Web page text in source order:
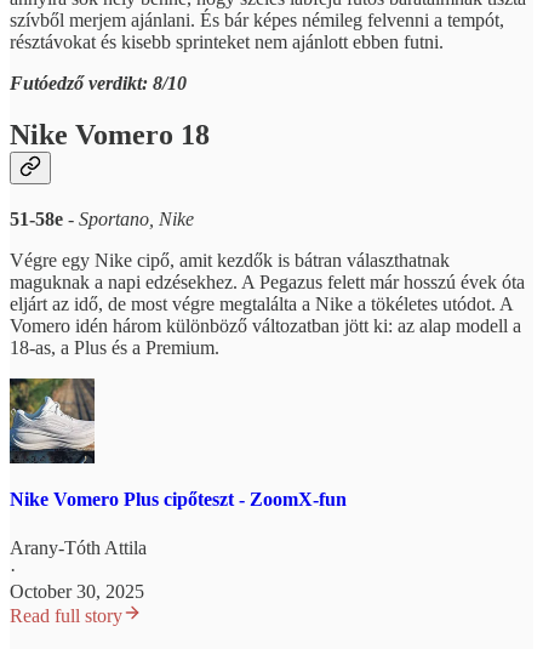
szívből merjem ajánlani. És bár képes némileg felvenni a tempót,
résztávokat és kisebb sprinteket nem ajánlott ebben futni.
Futóedző verdikt: 8/10
Nike Vomero 18
51-58e - Sportano, Nike
Végre egy Nike cipő, amit kezdők is bátran választhatnak
maguknak a napi edzésekhez. A Pegazus felett már hosszú évek óta
eljárt az idő, de most végre megtalálta a Nike a tökéletes utódot. A
Vomero idén három különböző változatban jött ki: az alap modell a
18-as, a Plus és a Premium.
Nike Vomero Plus cipőteszt - ZoomX-fun
Arany-Tóth Attila
·
October 30, 2025
Read full story